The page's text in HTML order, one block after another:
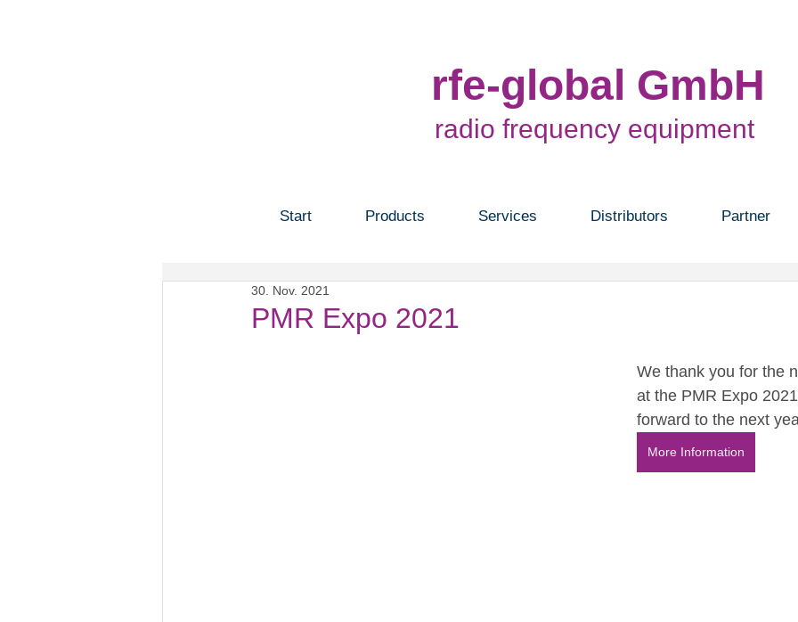
rfe-global GmbH
radio frequency equipment
Start Products Services Distributors Partner
PMR Expo 2021
30. Nov. 2021
We thank you for the
at the PMR Expo
forward to the next
More Information